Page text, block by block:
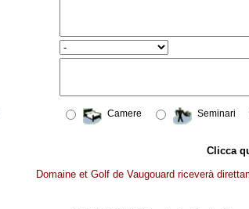
Camere Seminari
Clicca
Domaine et Golf de Vaugouard riceverà